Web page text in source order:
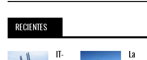
RECIENTES
IT- La